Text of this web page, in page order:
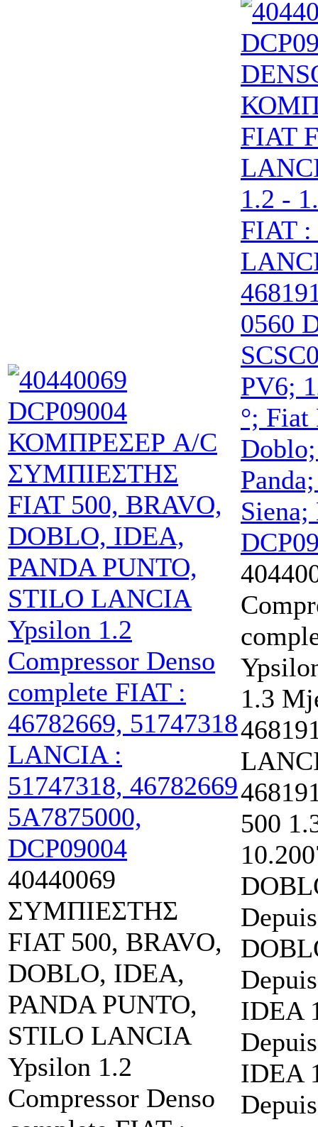
40440069
ΣΥΜΠΙΕΣΤΗΣ
FIAT 500, BRAVO,
DOBLO, IDEA,
PANDA PUNTO,
STILO LANCIA
Ypsilon 1.2
Compressor Denso
1.3
500
IDEA
IDEA